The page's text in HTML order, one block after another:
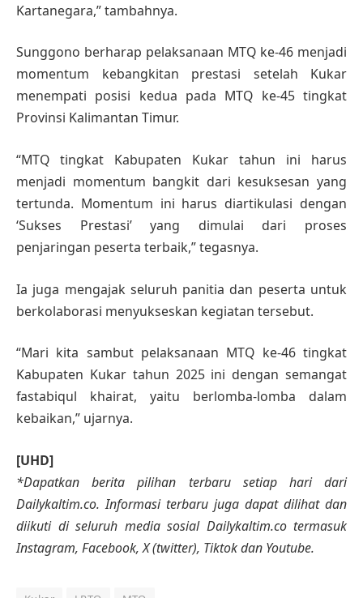
Kartanegara,” tambahnya.
Sunggono berharap pelaksanaan MTQ ke-46 menjadi
momentum kebangkitan prestasi setelah Kukar
menempati posisi kedua pada MTQ ke-45 tingkat
Provinsi Kalimantan Timur.
“MTQ tingkat Kabupaten Kukar tahun ini harus
menjadi momentum bangkit dari kesuksesan yang
tertunda. Momentum ini harus diartikulasi dengan
‘Sukses Prestasi’ yang dimulai dari proses
penjaringan peserta terbaik,” tegasnya.
Ia juga mengajak seluruh panitia dan peserta untuk
berkolaborasi menyukseskan kegiatan tersebut.
“Mari kita sambut pelaksanaan MTQ ke-46 tingkat
Kabupaten Kukar tahun 2025 ini dengan semangat
fastabiqul khairat, yaitu berlomba-lomba dalam
kebaikan,” ujarnya.
[UHD]
*Dapatkan berita pilihan terbaru setiap hari dari
Dailykaltim.co. Informasi terbaru juga dapat dilihat dan
diikuti di seluruh media sosial Dailykaltim.co termasuk
Instagram, Facebook, X (twitter), Tiktok dan Youtube.